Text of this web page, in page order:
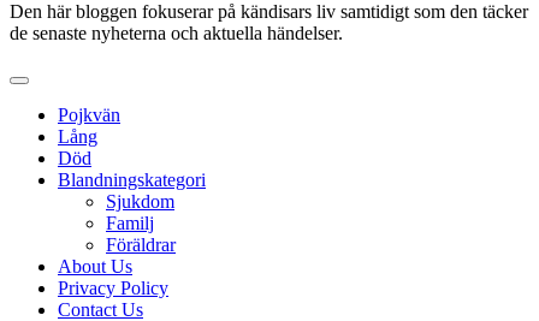
Den här bloggen fokuserar på kändisars liv samtidigt som den täcker
de senaste nyheterna och aktuella händelser.
Pojkvän
Lång
Död
Blandningskategori
Sjukdom
Familj
Föräldrar
About Us
Privacy Policy
Contact Us